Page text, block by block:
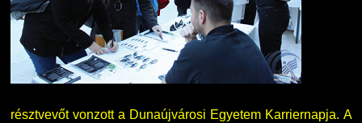
résztvevőt vonzott a Dunaújvárosi Egyetem Karriernapja. A